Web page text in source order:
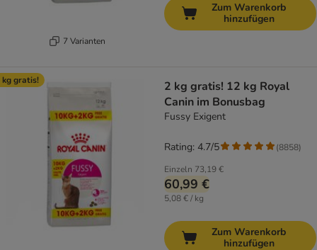
7 Varianten
Zum Warenkorb
hinzufügen
kg gratis!
2 kg gratis! 12 kg Royal
Canin im Bonusbag
Fussy Exigent
Einzeln 73,19 €
60,99 €
5,08 € / kg
Rating: 4.7/5 (8858)
Zum Warenkorb
hinzufügen